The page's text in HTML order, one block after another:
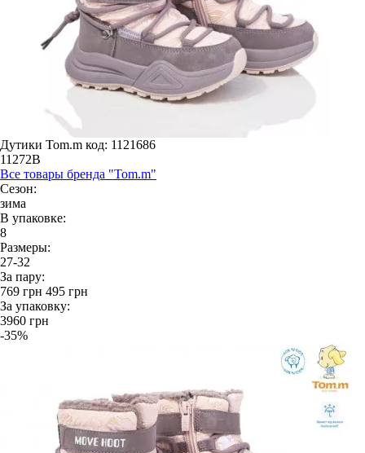
Дутики Tom.m код: 1121686
11272B
Все товары бренда "Tom.m"
Сезон:
зима
В упаковке:
8
Размеры:
27-32
За пару:
769 грн 495 грн
За упаковку:
3960 грн
-35%